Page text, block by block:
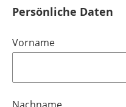
Persönliche Daten
Vorname